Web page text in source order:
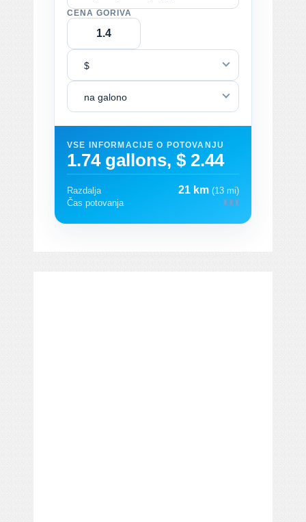
CENA GORIVA
$
na galono
VSE INFORMACIJE O POTOVANJU
1.74 gallons, $ 2.44
Razdalja 21 km (13 mi)
Čas potovanja